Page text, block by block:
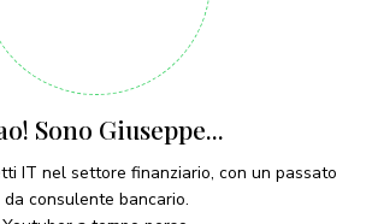
Sono Giuseppe...
IT nel settore finanziario, con un passato
da consulente bancario.